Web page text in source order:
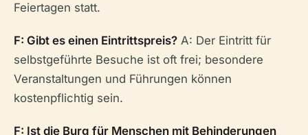
Feiertagen statt.
F: Gibt es einen Eintrittspreis? A: Der Eintritt für
selbstgeführte Besuche ist oft frei; besondere
Veranstaltungen und Führungen können
kostenpflichtig sein.
F: Ist die Burg für Menschen mit Behinderungen